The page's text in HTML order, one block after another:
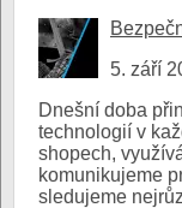
5. září
Dnešní doba
technologií v
shopech,
komunikujeme
sledujeme